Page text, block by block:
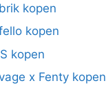
kopen
kopen
kopen
x Fenty kopen